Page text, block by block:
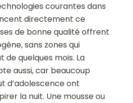
courantes dans
directement ce
de bonne qualité offrent
sans zones qui
de quelques mois. La
aussi, car beaucoup
d’adolescence ont
la nuit. Une mousse ou